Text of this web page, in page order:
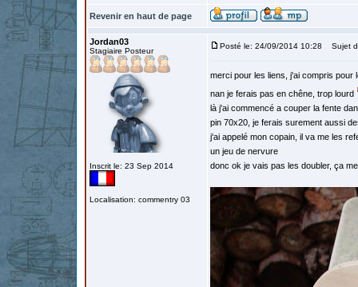
Revenir en haut de page
Jordan03
Stagiaire Posteur
Inscrit le: 23 Sep 2014
Localisation: commentry 03
Posté le: 24/09/2014 10:28 Sujet
merci pour les liens, j'ai compris pour
nan je ferais pas en chêne, trop lourd
là j'ai commencé a couper la fente
pin 70x20, je ferais surement aussi
j'ai appelé mon copain, il va me les
un jeu de nervure
donc ok je vais pas les doubler, ça